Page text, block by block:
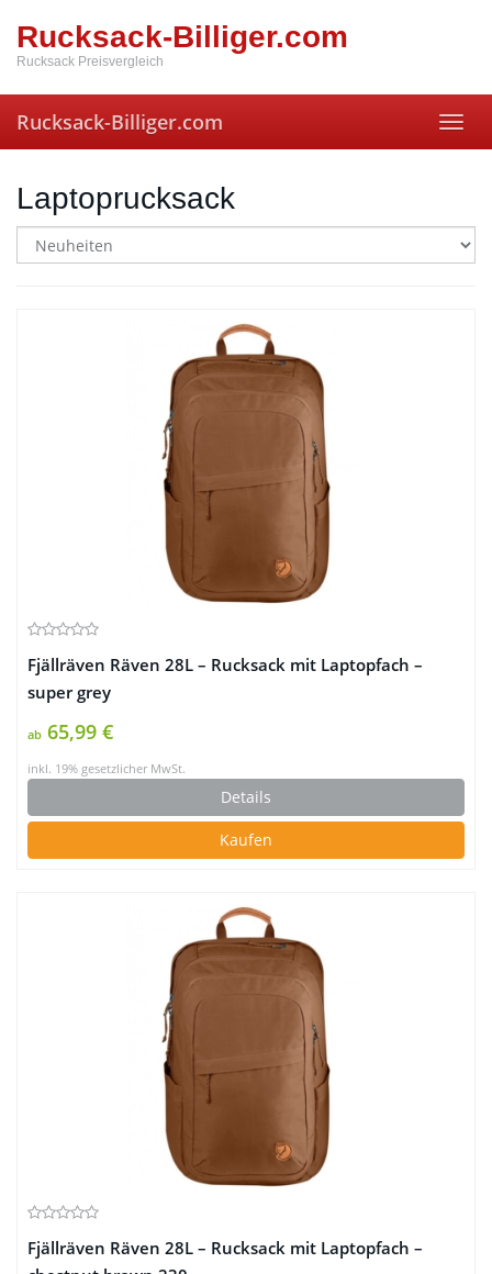
mainRucksack-Billiger.com
Rucksack Preisvergleich
Rucksack-Billiger.com
Laptoprucksack
Fjällräven Räven 28L – Rucksack mit Laptopfach –
super grey
ab 65,99 €
inkl. 19% gesetzlicher MwSt.
Details
Kaufen
Fjällräven Räven 28L – Rucksack mit Laptopfach –